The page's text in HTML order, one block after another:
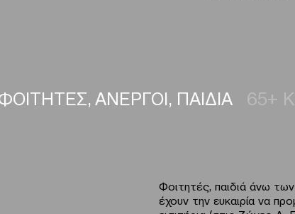
ΑΝΕΡΓΟΙ, ΠΑΙΔΙΑ 65+
Φοιτητές, παιδιά άνω
έχουν την ευκαιρία να